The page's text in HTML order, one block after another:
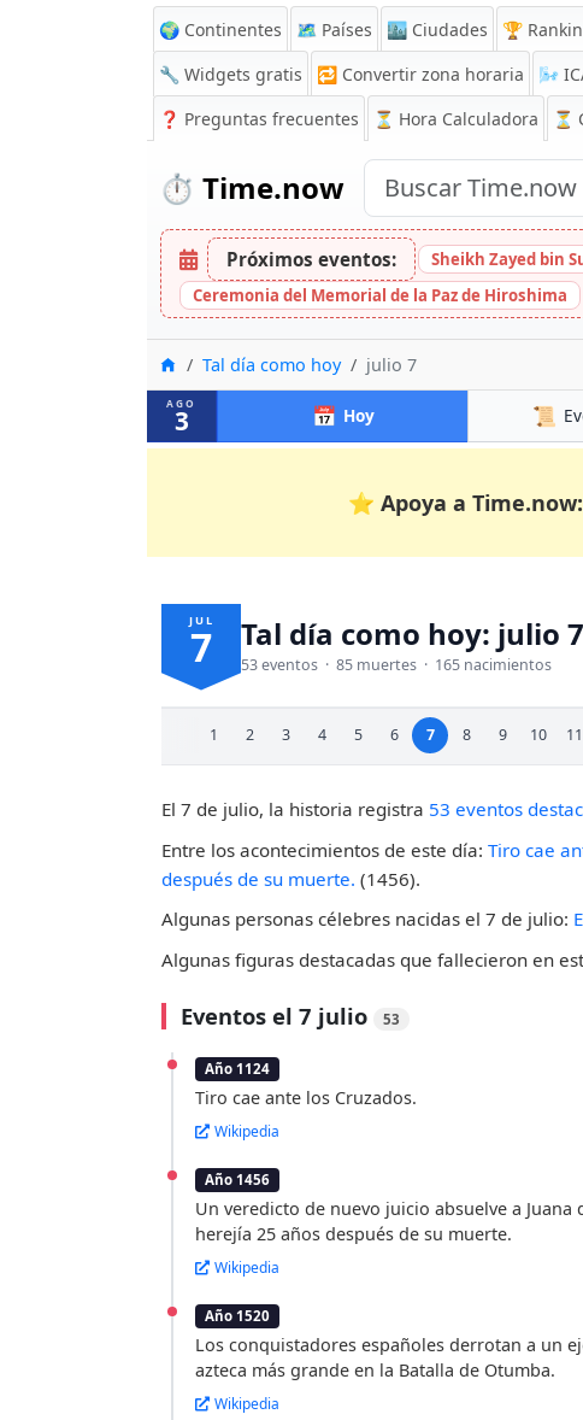
🌍 Continentes 🗺️ Países 🏙️ Ciudades 🏆
🔧 Widgets gratis
🔁 Convertir zona horaria 🌬️
❓ Preguntas frecuentes ⏳ Hora Calculadora ⏳
⏱️ Time.now
Próximos eventos: Sheikh Zayed bin
Ceremonia del Memorial de la Paz de Hiroshima
InicioTal día como hoy julio 7
AGO
3 📅 Hoy 📜
⭐ Apoya a Time.now:
JUL
7 Tal día como hoy: julio 7
53 eventos · 85 muertes · 165 nacimientos
1 2 3 4 5 6 7 8 9 10 11
El 7 de julio, la historia registra 53 eventos
Entre los acontecimientos de este día: Tiro cae
después de su muerte. (1456).
Algunas personas célebres nacidas el 7 de julio:
Algunas figuras destacadas que fallecieron en
Eventos el 7 julio 53
Año 1124
Tiro cae ante los Cruzados.
Wikipedia
Año 1456
Un veredicto de nuevo juicio absuelve a Juana
herejía 25 años después de su muerte.
Wikipedia
Año 1520
Los conquistadores españoles derrotan a un
azteca más grande en la Batalla de Otumba.
Wikipedia